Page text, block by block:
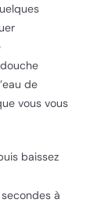
de
vous vous
baissez
à